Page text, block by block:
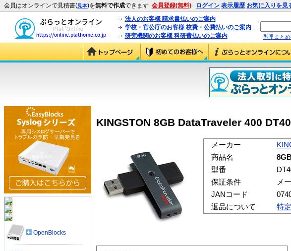
会員はオンラインで見積書(見本)を無料で作成できます 会員登録(無料) ログイン 表示履歴 お気に入りを見
法人のお客様 請求書払いのご案内
学校・官公庁のお客様 校費・公費払いのご案内
研究機関のお客様 科研費払いのご案内
型番まと
KINGSTON 8GB DataTraveler 400
メーカー
商品名
型番
保証条件
メ
JANコード
返品について
特
OpenBlocks